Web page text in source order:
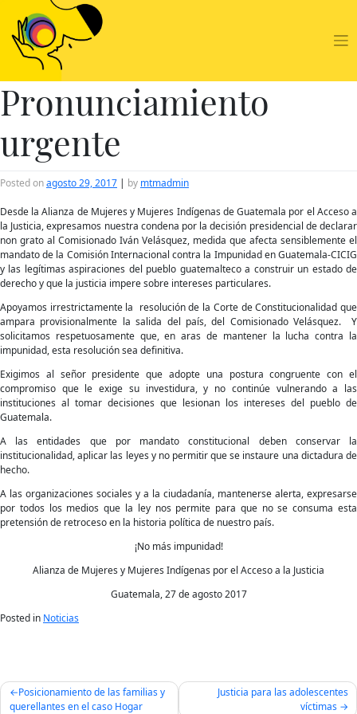
content
Pronunciamiento
urgente
Posted onagosto 29, 2017 | by mtmadmin
Desde la Alianza de Mujeres y Mujeres Indígenas de Guatemala por el Acceso a
la Justicia, expresamos nuestra condena por la decisión presidencial de declarar
non grato al Comisionado Iván Velásquez, medida que afecta sensiblemente el
mandato de la Comisión Internacional contra la Impunidad en Guatemala-CICIG
y las legítimas aspiraciones del pueblo guatemalteco a construir un estado de
derecho y que la justicia impere sobre intereses particulares.
Apoyamos irrestrictamente la resolución de la Corte de Constitucionalidad que
ampara provisionalmente la salida del país, del Comisionado Velásquez. Y
solicitamos respetuosamente que, en aras de mantener la lucha contra la
impunidad, esta resolución sea definitiva.
Exigimos al señor presidente que adopte una postura congruente con el
compromiso que le exige su investidura, y no continúe vulnerando a las
instituciones al tomar decisiones que lesionan los intereses del pueblo de
Guatemala.
A las entidades que por mandato constitucional deben conservar la
institucionalidad, aplicar las leyes y no permitir que se instaure una dictadura de
hecho.
A las organizaciones sociales y a la ciudadanía, mantenerse alerta, expresarse
por todos los medios que la ley nos permite para que no se consuma esta
pretensión de retroceso en la historia política de nuestro país.
¡No más impunidad!
Alianza de Mujeres y Mujeres Indígenas por el Acceso a la Justicia
Guatemala, 27 de agosto 2017
Posted in Noticias
Navegación
de
Posicionamiento de las familias y
querellantes en el caso Hogar
Justicia para las adolescentes
víctimas